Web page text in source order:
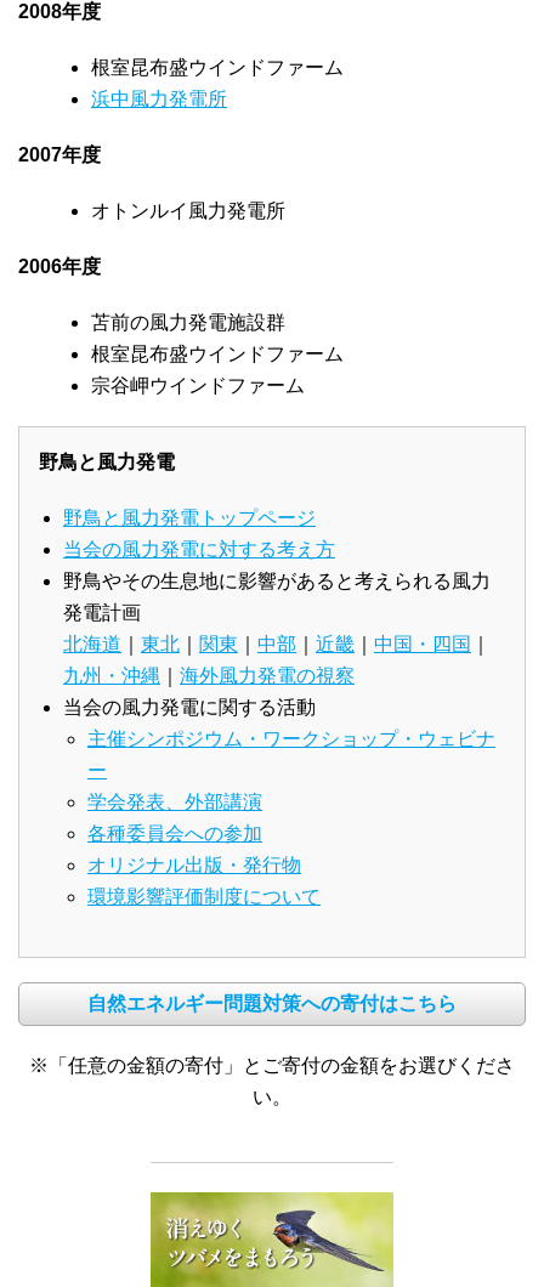
2008年度
根室昆布盛ウインドファーム
浜中風力発電所
2007年度
オトンルイ風力発電所
2006年度
苫前の風力発電施設群
根室昆布盛ウインドファーム
宗谷岬ウインドファーム
野鳥と風力発電
野鳥と風力発電トップページ
当会の風力発電に対する考え方
野鳥やその生息地に影響があると考えられる風力
発電計画
北海道
東北 関東 中部 近畿 中国・四国
九州・沖縄
海外風力発電の視察
当会の風力発電に関する活動
主催シンポジウム・ワークショップ・ウェビナ
ー
学会発表、外部講演
各種委員会への参加
オリジナル出版・発行物
環境影響評価制度について
自然エネルギー問題対策への寄付はこちら
※「任意の金額の寄付」とご寄付の金額をお選びくださ
い。